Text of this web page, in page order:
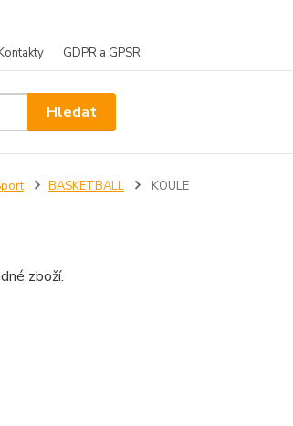
GDPR a GPSR
Hledat
BASKETBALL KOULE
zboží.